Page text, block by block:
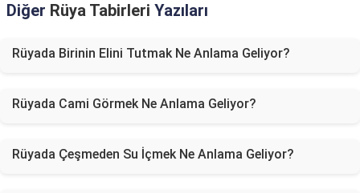
Diğer Rüya Tabirleri Yazıları
Rüyada Birinin Elini Tutmak Ne Anlama Geliyor?
Rüyada Cami Görmek Ne Anlama Geliyor?
Rüyada Çeşmeden Su İçmek Ne Anlama Geliyor?